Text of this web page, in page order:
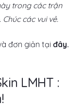
trong các trận
các vui vẻ.
đơn giản tại đây.
LMHT :